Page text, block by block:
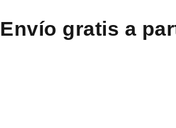
Envío gratis a